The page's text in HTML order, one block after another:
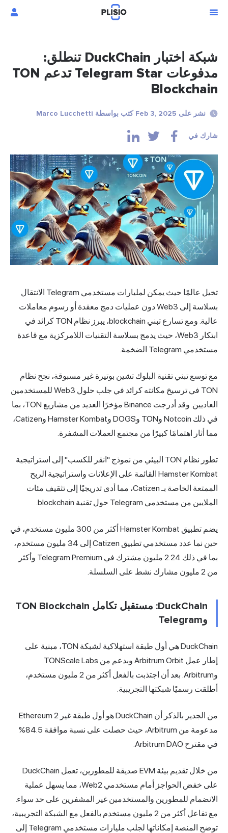
شبكة اختبار DuckChain تنطلق:
مدفوعات Telegram Star تدعم TON
Blockchain
نشر على Feb 3, 2025 كتب بواسطة Marco Lucchetti
شارك في
تخيل عالمًا حيث يمكن لمليارات مستخدمي Telegram الانتقال
بسلاسة إلى Web3 دون عمليات دمج معقدة أو رسوم معاملات
عالية. ومع تسارع تبني blockchain، يبرز نظام TON كرائد في
ابتكار Web3، حيث يدمج بسلاسة التقنيات اللامركزية مع قاعدة
مستخدمي Telegram الضخمة.
مع توسع تبني تقنية البلوك تشين بوتيرة غير مسبوقة، نجح نظام
TON في ترسيخ مكانته كرائد في جلب حلول Web3 للمستخدمين
العاديين. وقد أدرجت Binance مؤخرًا العديد من مشاريع TON، بما
في ذلك Notcoin وTON وDOGS وHamster Kombat وCatizen،
مما أثار اهتمامًا كبيرًا من مجتمع العملات المشفرة.
تطور نظام TON البيئي من نموذج "انقر للكسب" إلى استراتيجية
Hamster Kombat القائمة على الإعلانات واستراتيجية الربح
الممتعة الخاصة بـ Catizen، مما أدى تدريجيًا إلى تثقيف مئات
الملايين من مستخدمي Telegram حول تقنية blockchain.
يضم تطبيق Hamster Kombat أكثر من 300 مليون مستخدم، في
حين نما عدد مستخدمي تطبيق Catizen إلى 34 مليون مستخدم،
بما في ذلك 2.24 مليون مشترك في Telegram Premium وأكثر
من 2 مليون مشارك نشط على السلسلة.
DuckChain: مستقبل تكامل TON Blockchain
وTelegram
DuckChain هي أول طبقة استهلاكية لشبكة TON، مبنية على
إطار عمل Arbitrum Orbit وبدعم من TONScale Labs
وArbitrum. بعد أن اجتذبت بالفعل أكثر من 2 مليون مستخدم،
أطلقت رسميًا شبكتها التجريبية.
من الجدير بالذكر أن DuckChain هو أول طبقة غير Ethereum 2
مدعومة من Arbitrum، حيث حصلت على نسبة موافقة 84.5%
في مقترح Arbitrum DAO.
من خلال تقديم بيئة EVM صديقة للمطورين، تعمل DuckChain
على خفض الحواجز أمام مستخدمي Web2، مما يسهل عملية
الانضمام للمطورين والمستخدمين غير المشفرين على حد سواء.
مع تفاعل أكثر من 2 مليون مستخدم بالفعل مع الشبكة التجريبية،
توضح المنصة إمكاناتها لجلب مليارات مستخدمي Telegram إلى